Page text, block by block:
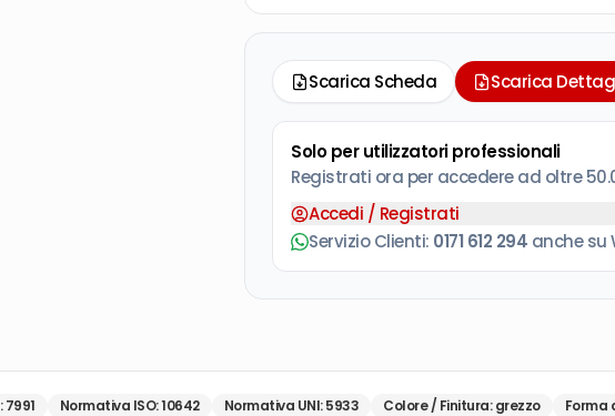
Scarica Scheda Scarica
Solo per utilizzatori professionali
Registrati ora per accedere ad oltre
Accedi / Registrati
Servizio Clienti: 0171 612 294 anche su
:7991 Normativa ISO:10642 Normativa UNI:5933 Colore / Finitura:grezzo Forma